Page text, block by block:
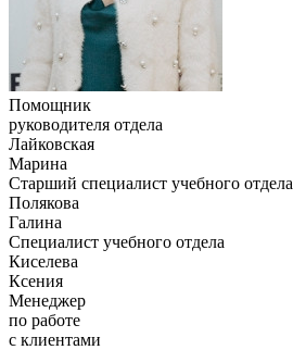
Помощник
руководителя отдела
Лайковская
Марина
Старший специалист учебного отдела
Полякова
Галина
Специалист учебного отдела
Киселева
Ксения
Менеджер
по работе
с клиентами